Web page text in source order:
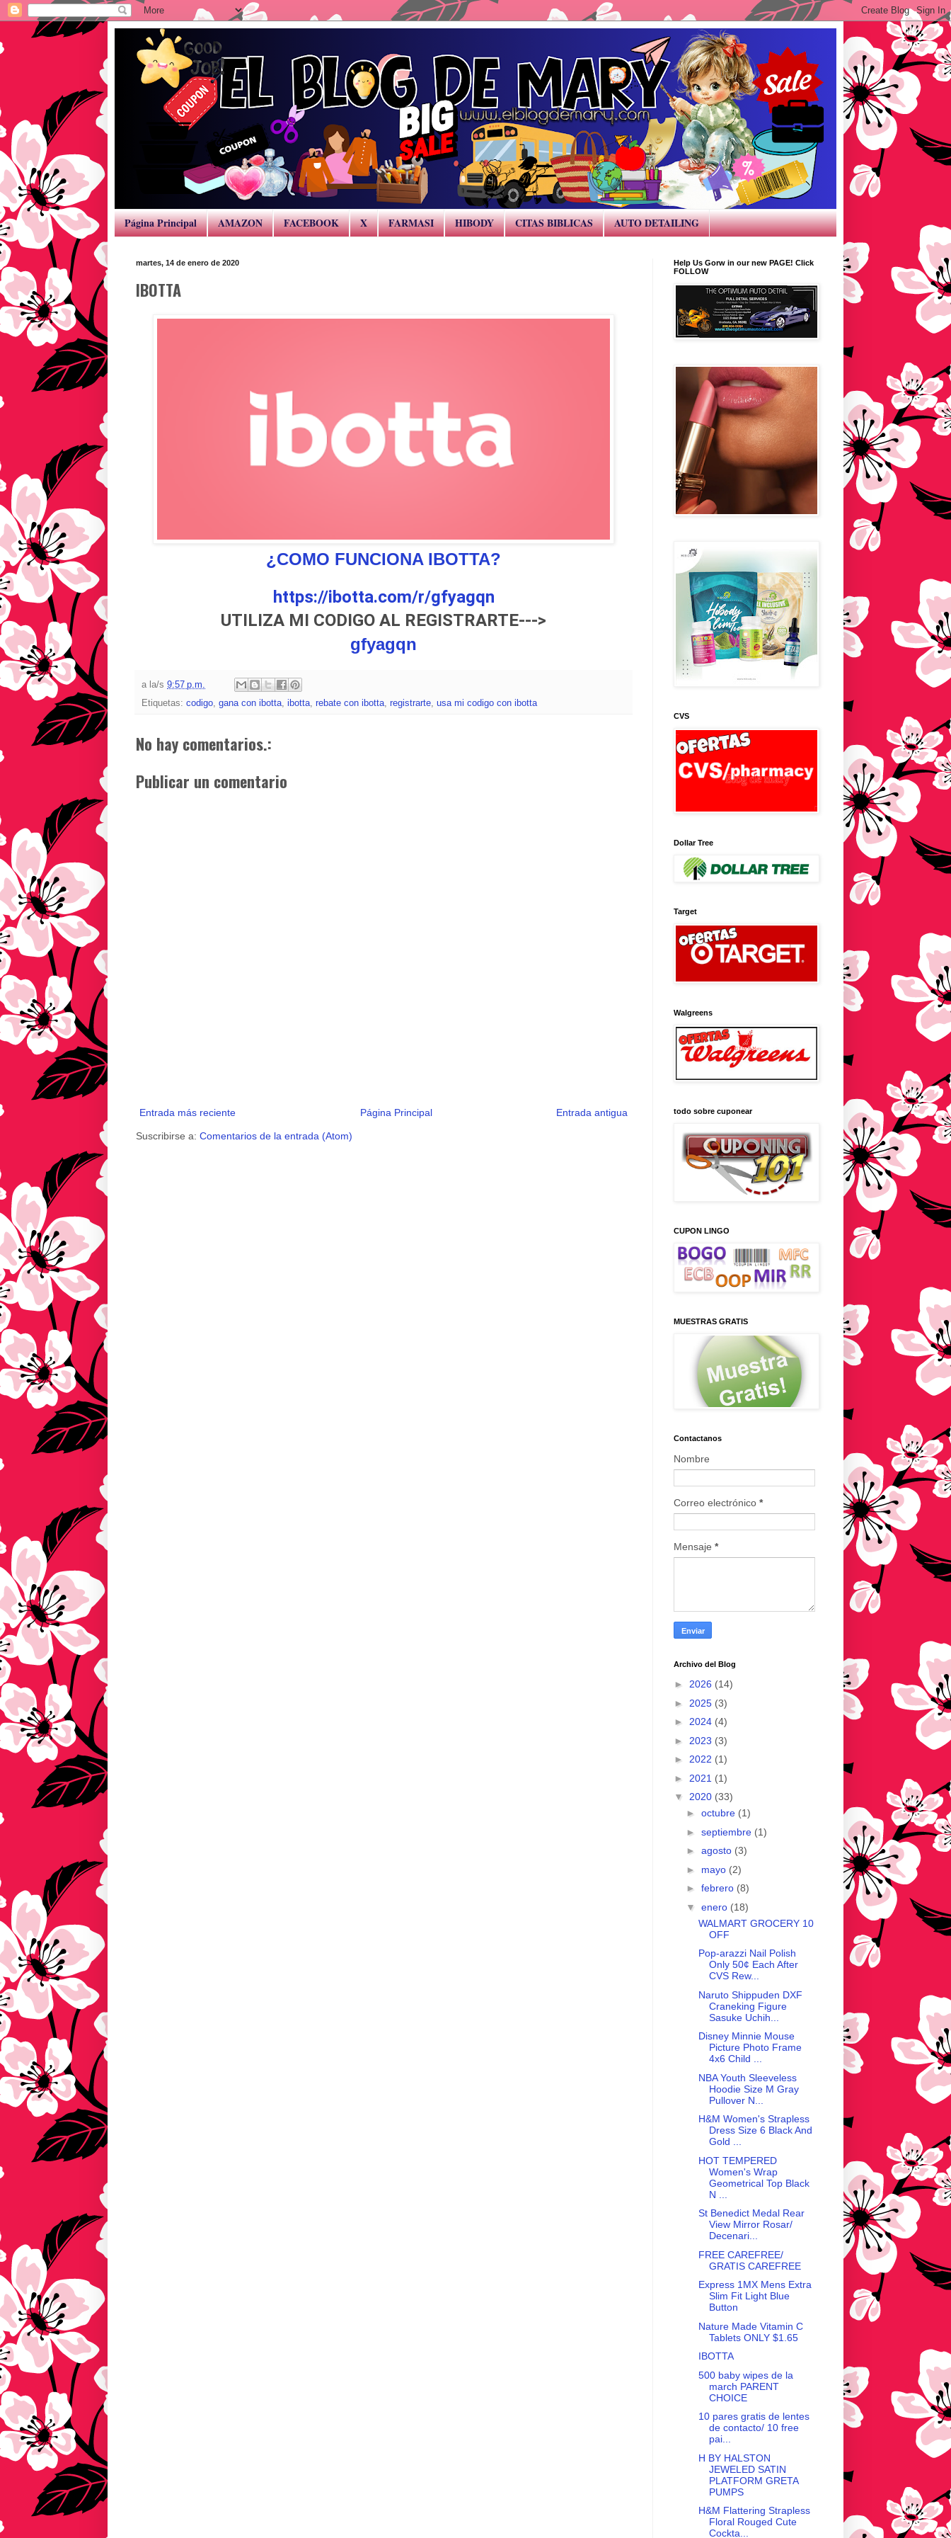
Página Principal AMAZON FACEBOOK X FARMASI HIBODY CITAS BIBLICAS AUTO DETAILING
martes, 14 de enero de 2020
IBOTTA
¿COMO FUNCIONA IBOTTA?
https://ibotta.com/r/gfyagqn
UTILIZA MI CODIGO AL REGISTRARTE--->
gfyagqn
a la/s 9:57 p.m.
Etiquetas: codigo, gana con ibotta, ibotta, rebate con ibotta, registrarte, usa mi codigo con ibotta
No hay comentarios.:
Publicar un comentario
Entrada más reciente Entrada antigua
Página Principal
Suscribirse a: Comentarios de la entrada (Atom)
Help Us Gorw in our new PAGE! Click
FOLLOW
CVS
Dollar Tree
Target
Walgreens
todo sobre cuponear
CUPON LINGO
MUESTRAS GRATIS
Contactanos
Nombre
Correo electrónico *
Mensaje *
Archivo del Blog
► 2026 (14)
► 2025 (3)
► 2024 (4)
► 2023 (3)
► 2022 (1)
► 2021 (1)
▼ 2020 (33)
► octubre (1)
► septiembre (1)
► agosto (3)
► mayo (2)
► febrero (8)
▼ enero (18)
WALMART GROCERY 10
OFF
Pop-arazzi Nail Polish
Only 50¢ Each After
CVS Rew...
Naruto Shippuden DXF
Craneking Figure
Sasuke Uchih...
Disney Minnie Mouse
Picture Photo Frame
4x6 Child ...
NBA Youth Sleeveless
Hoodie Size M Gray
Pullover N...
H&M Women's Strapless
Dress Size 6 Black And
Gold ...
HOT TEMPERED
Women's Wrap
Geometrical Top Black
N ...
St Benedict Medal Rear
View Mirror Rosar/
Decenari...
FREE CAREFREE/
GRATIS CAREFREE
Express 1MX Mens Extra
Slim Fit Light Blue
Button
Nature Made Vitamin C
Tablets ONLY $1.65
IBOTTA
500 baby wipes de la
march PARENT
CHOICE
10 pares gratis de lentes
de contacto/ 10 free
pai...
H BY HALSTON
JEWELED SATIN
PLATFORM GRETA
PUMPS
H&M Flattering Strapless
Floral Rouged Cute
Cockta...